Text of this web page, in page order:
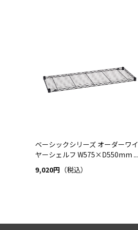
ベーシックシリーズ オーダーワイ
ヤーシェルフ W575×D550mm ...
9,020円 （税込）